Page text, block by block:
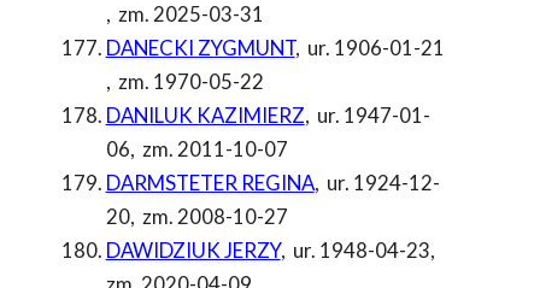
, zm. 2025-03-31
DANECKI ZYGMUNT, ur. 1906-01-21
, zm. 1970-05-22
DANILUK KAZIMIERZ, ur. 1947-01-
06, zm. 2011-10-07
DARMSTETER REGINA, ur. 1924-12-
20, zm. 2008-10-27
DAWIDZIUK JERZY, ur. 1948-04-23,